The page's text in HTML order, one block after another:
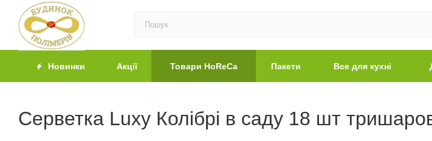
Новинки Акції Товари HoReCa Пакети Все для кухні
Серветка Luxy Колібрі в саду 18 шт